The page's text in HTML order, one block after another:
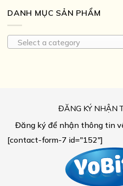
DANH MỤC SẢN PHẨM
Select a category
ĐĂNG KÝ NHẬN
Đăng ký để nhận thông tin
[contact-form-7 id="152"]